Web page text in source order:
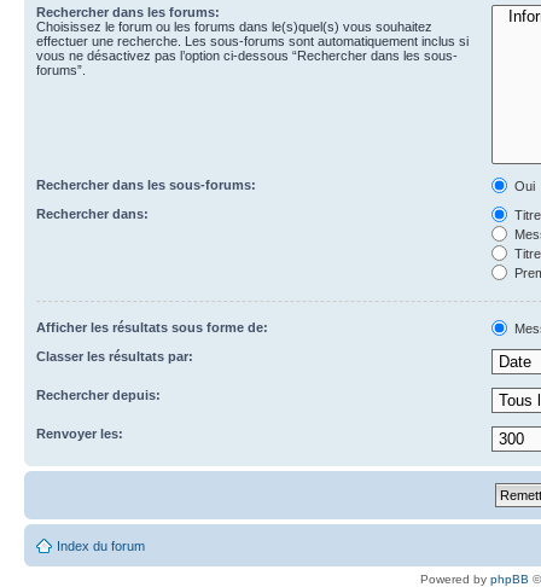
Rechercher dans les forums:
Choisissez le forum ou les forums dans le(s)quel(s) vous souhaitez
effectuer une recherche. Les sous-forums sont automatiquement inclus si
vous ne désactivez pas l’option ci-dessous “Rechercher dans les sous-
forums”.
Rechercher dans les sous-forums:
Oui
Rechercher dans:
Afficher les résultats sous forme de:
Classer les résultats par:
Rechercher depuis:
Renvoyer les:
Index du forum
Powered by phpBB